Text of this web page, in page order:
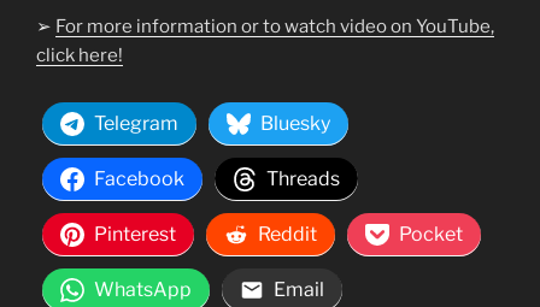
➢ For more information or to watch video on YouTube,
click here!
Telegram Bluesky
Facebook Threads
Pinterest Reddit Pocket
WhatsApp Email